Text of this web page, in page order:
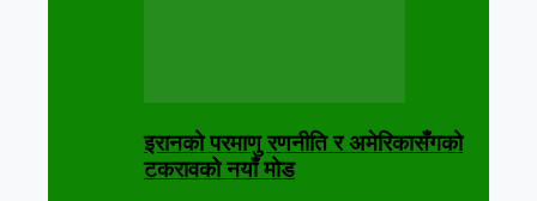
इरानको परमाणु रणनीति र अमेरिकासँगको
टकरावको नयाँ मोड